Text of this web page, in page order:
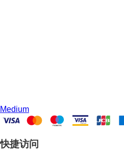
Medium
快捷访问